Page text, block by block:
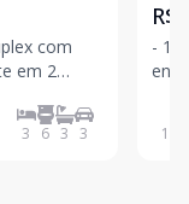
em 2
generosas
3 6 3 3
R$
-
envidraçada. -
187